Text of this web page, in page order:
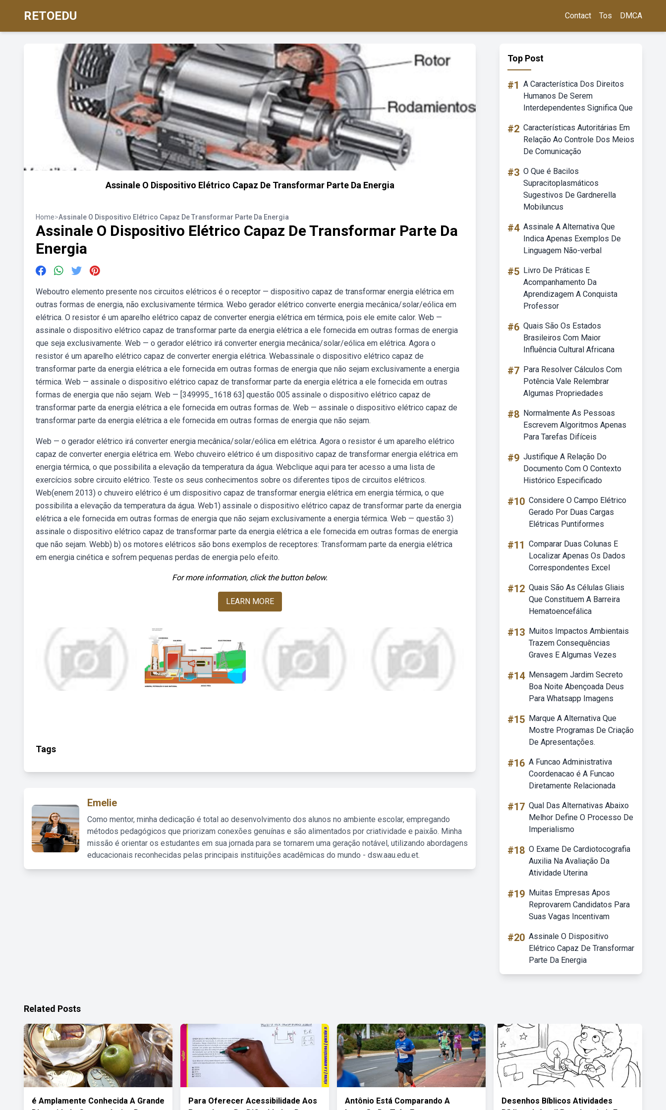
RETOEDU Contact Tos DMCA
Assinale O Dispositivo Elétrico Capaz De Transformar Parte Da Energia
Home>Assinale O Dispositivo Elétrico Capaz De Transformar Parte Da Energia
Assinale O Dispositivo Elétrico Capaz De Transformar Parte Da
Energia
Weboutro elemento presente nos circuitos elétricos é o receptor — dispositivo capaz de transformar energia elétrica em
outras formas de energia, não exclusivamente térmica. Webo gerador elétrico converte energia mecânica/solar/eólica em
elétrica. O resistor é um aparelho elétrico capaz de converter energia elétrica em térmica, pois ele emite calor. Web —
assinale o dispositivo elétrico capaz de transformar parte da energia elétrica a ele fornecida em outras formas de energia
que seja exclusivamente. Web — o gerador elétrico irá converter energia mecânica/solar/eólica em elétrica. Agora o
resistor é um aparelho elétrico capaz de converter energia elétrica. Webassinale o dispositivo elétrico capaz de
transformar parte da energia elétrica a ele fornecida em outras formas de energia que não sejam exclusivamente a energia
térmica. Web — assinale o dispositivo elétrico capaz de transformar parte da energia elétrica a ele fornecida em outras
formas de energia que não sejam. Web — [349995_1618 63] questão 005 assinale o dispositivo elétrico capaz de
transformar parte da energia elétrica a ele fornecida em outras formas de. Web — assinale o dispositivo elétrico capaz de
transformar parte da energia elétrica a ele fornecida em outras formas de energia que não sejam.
Web — o gerador elétrico irá converter energia mecânica/solar/eólica em elétrica. Agora o resistor é um aparelho elétrico
capaz de converter energia elétrica em. Webo chuveiro elétrico é um dispositivo capaz de transformar energia elétrica em
energia térmica, o que possibilita a elevação da temperatura da água. Webclique aqui para ter acesso a uma lista de
exercícios sobre circuito elétrico. Teste os seus conhecimentos sobre os diferentes tipos de circuitos elétricos.
Web(enem 2013) o chuveiro elétrico é um dispositivo capaz de transformar energia elétrica em energia térmica, o que
possibilita a elevação da temperatura da água. Web1) assinale o dispositivo elétrico capaz de transformar parte da energia
elétrica a ele fornecida em outras formas de energia que não sejam exclusivamente a energia térmica. Web — questão 3)
assinale o dispositivo elétrico capaz de transformar parte da energia elétrica a ele fornecida em outras formas de energia
que não sejam. Webb) b) os motores elétricos são bons exemplos de receptores: Transformam parte da energia elétrica
em energia cinética e sofrem pequenas perdas de energia pelo efeito.
For more information, click the button below.
LEARN MORE
Tags
Emelie
Como mentor, minha dedicação é total ao desenvolvimento dos alunos no ambiente escolar, empregando
métodos pedagógicos que priorizam conexões genuínas e são alimentados por criatividade e paixão. Minha
missão é orientar os estudantes em sua jornada para se tornarem uma geração notável, utilizando abordagens
educacionais reconhecidas pelas principais instituições acadêmicas do mundo - dsw.aau.edu.et.
Top Post
#1 A Característica Dos Direitos
Humanos De Serem
Interdependentes Significa Que
#2 Características Autoritárias Em
Relação Ao Controle Dos Meios
De Comunicação
#3 O Que é Bacilos
Supracitoplasmáticos
Sugestivos De Gardnerella
Mobiluncus
#4 Assinale A Alternativa Que
Indica Apenas Exemplos De
Linguagem Não-verbal
#5 Livro De Práticas E
Acompanhamento Da
Aprendizagem A Conquista
Professor
#6 Quais São Os Estados
Brasileiros Com Maior
Influência Cultural Africana
#7 Para Resolver Cálculos Com
Potência Vale Relembrar
Algumas Propriedades
#8 Normalmente As Pessoas
Escrevem Algoritmos Apenas
Para Tarefas Difíceis
#9 Justifique A Relação Do
Documento Com O Contexto
Histórico Especificado
#10 Considere O Campo Elétrico
Gerado Por Duas Cargas
Elétricas Puntiformes
#11 Comparar Duas Colunas E
Localizar Apenas Os Dados
Correspondentes Excel
#12 Quais São As Células Gliais
Que Constituem A Barreira
Hematoencefálica
#13 Muitos Impactos Ambientais
Trazem Consequências
Graves E Algumas Vezes
#14 Mensagem Jardim Secreto
Boa Noite Abençoada Deus
Para Whatsapp Imagens
#15 Marque A Alternativa Que
Mostre Programas De Criação
De Apresentações.
#16 A Funcao Administrativa
Coordenacao é A Funcao
Diretamente Relacionada
#17 Qual Das Alternativas Abaixo
Melhor Define O Processo De
Imperialismo
#18 O Exame De Cardiotocografia
Auxilia Na Avaliação Da
Atividade Uterina
#19 Muitas Empresas Apos
Reprovarem Candidatos Para
Suas Vagas Incentivam
#20 Assinale O Dispositivo
Elétrico Capaz De Transformar
Parte Da Energia
Related Posts
é Amplamente Conhecida A Grande
Para Oferecer Acessibilidade Aos
Antônio Está Comparando A
Desenhos Bíblicos Atividades